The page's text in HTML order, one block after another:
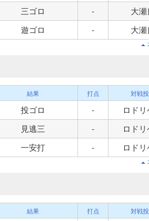
三ゴロ -
大瀬
遊ゴロ - 大瀬
結果 打点 対戦
投ゴロ -
ロド
見逃三 -
ロド
一安打 - ロド
結果 打点 対戦